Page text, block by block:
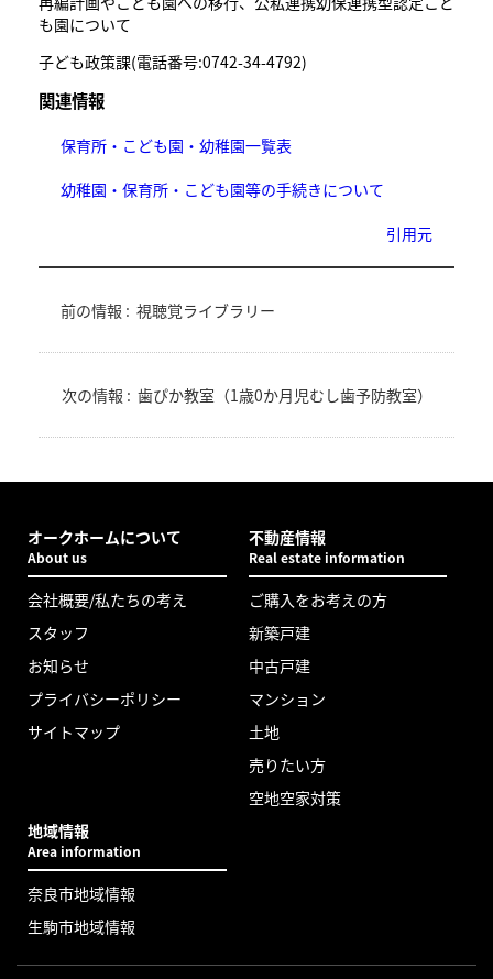
も園について
子ども政策課(電話番号:0742-34-4792)
関連情報
保育所・こども園・幼稚園一覧表
幼稚園・保育所・こども園等の手続きについて
引用元
前の情報 : 視聴覚ライブラリー
次の情報 : 歯ぴか教室（1歳0か月児むし歯予防教室）
オークホームについて
About us
会社概要/私たちの考え
スタッフ
お知らせ
プライバシーポリシー
サイトマップ
不動産情報
Real estate information
ご購入をお考えの方
新築戸建
中古戸建
マンション
土地
売りたい方
空地空家対策
地域情報
Area information
奈良市地域情報
生駒市地域情報